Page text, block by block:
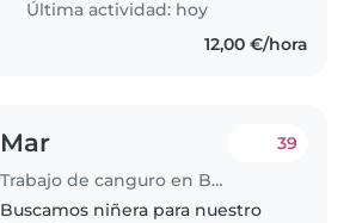
Última actividad: hoy
12,00 €/hora
Mar
Trabajo de canguro en Barcelona
39
Buscamos niñera para nuestro